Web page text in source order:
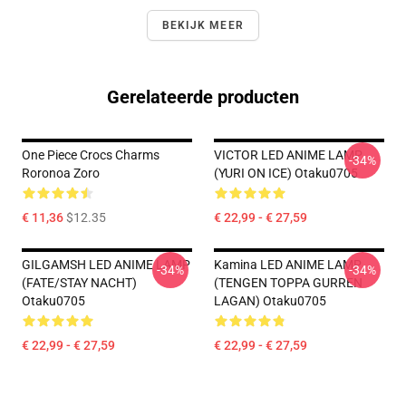
BEKIJK MEER
Gerelateerde producten
One Piece Crocs Charms
Roronoa Zoro
€ 11,36$12.35
VICTOR LED ANIME LAMP
(YURI ON ICE) Otaku0705
€ 22,99 - € 27,59
-34%
GILGAMSH LED ANIME LAMP
(FATE/STAY NACHT)
Otaku0705
€ 22,99 - € 27,59
-34%
Kamina LED ANIME LAMP
(TENGEN TOPPA GURREN
LAGAN) Otaku0705
€ 22,99 - € 27,59
-34%